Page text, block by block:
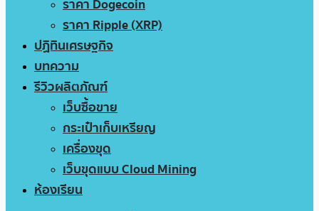
ราคา Dogecoin
ราคา Ripple (XRP)
ปฏิทินเศรษฐกิจ
บทความ
รีวิวผลิตภัณฑ์
เว็บซื้อขาย
กระเป๋าเก็บเหรียญ
เครื่องขุด
เว็บขุดแบบ Cloud Mining
ห้องเรียน